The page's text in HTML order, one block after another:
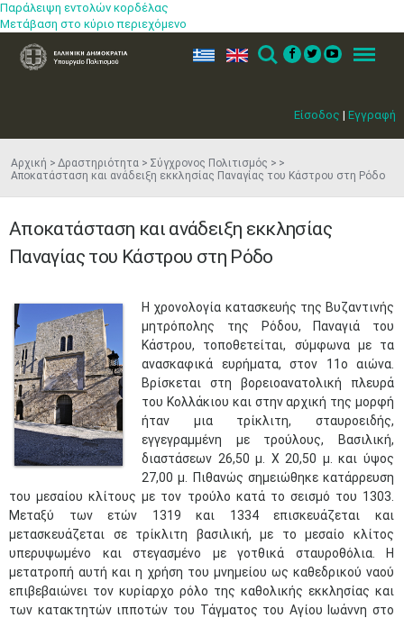
Παράλειψη εντολών κορδέλας
Μετάβαση στο κύριο περιεχόμενο
Είσοδος | Εγγραφή
ελ en Search Menu
Αρχική Δραστηριότητα
Σύγχρονος Πολιτισμός
Αποκατάσταση και ανάδειξη εκκλησίας Παναγίας του Κάστρου στη Ρόδο
Αποκατάσταση και ανάδειξη εκκλησίας
Παναγίας του Κάστρου στη Ρόδο
Η χρονολογία κατασκευής της Βυζαντινής
μητρόπολης της Ρόδου, Παναγιά του
Κάστρου, τοποθετείται, σύμφωνα με τα
ανασκαφικά ευρήματα, στον 11ο αιώνα.
Βρίσκεται στη βορειοανατολική πλευρά
του Κολλάκιου και στην αρχική της μορφή
ήταν μια τρίκλιτη, σταυροειδής,
εγγεγραμμένη με τρούλους, Βασιλική,
διαστάσεων 26,50 μ. Χ 20,50 μ. και ύψος
27,00 μ. Πιθανώς σημειώθηκε κατάρρευση
του μεσαίου κλίτους με τον τρούλο κατά το σεισμό του 1303.
Μεταξύ των ετών 1319 και 1334 επισκευάζεται και
μετασκευάζεται σε τρίκλιτη βασιλική, με το μεσαίο κλίτος
υπερυψωμένο και στεγασμένο με γοτθικά σταυροθόλια. Η
μετατροπή αυτή και η χρήση του μνημείου ως καθεδρικού ναού
επιβεβαιώνει τον κυρίαρχο ρόλο της καθολικής εκκλησίας και
των κατακτητών ιπποτών του Τάγματος του Αγίου Ιωάννη στο